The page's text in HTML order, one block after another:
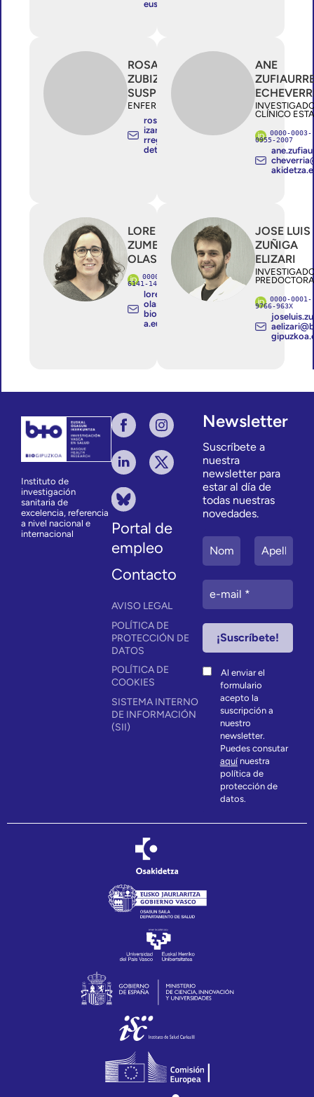
eus
ROSA
ZUBIZARRETA
SUSPERREGUI
ENFERMERA
rosamaria.zub
izarretasuspe
rregui@osaki
detza.eus
ANE
CLÍNICO
0000-0003-
0955-2007
LORE
ZUMETA
OLASKOAGA
0000-0001-
6141-1469
lore.zumeta
olaskoaga@
bio-gipuzko
a.eus
JOSE LUIS
ZUÑIGA
ELIZARI
0000-0001-
9766-963X
Instituto de
investigación
sanitaria de
excelencia, referencia
a nivel nacional e
internacional
Portal de
empleo
Contacto
AVISO LEGAL
POLÍTICA DE
PROTECCIÓN DE
DATOS
POLÍTICA DE
COOKIES
SISTEMA INTERNO
DE INFORMACIÓN
(SII)
Newsletter
Suscríbete a
nuestra
newsletter para
estar al día de
todas nuestras
novedades.
Al enviar el
formulario
acepto la
suscripción a
nuestro
newsletter.
Puedes consutar
aquínuestra
política de
protección de
datos.